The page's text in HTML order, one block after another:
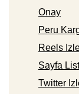
Onay
Peru
Reels
Sayfa
Twitter